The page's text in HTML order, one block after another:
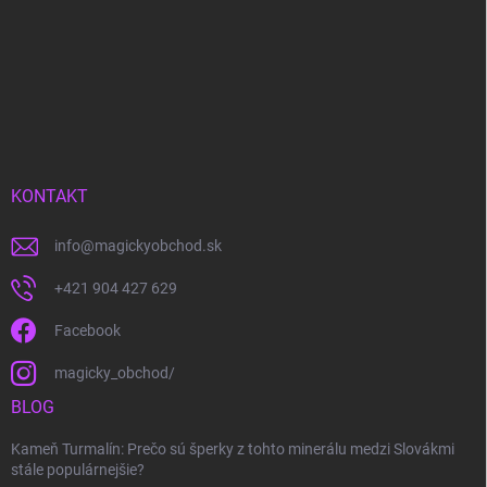
KONTAKT
info@magickyobchod.sk
+421 904 427 629
Facebook
magicky_obchod/
BLOG
Kameň Turmalín: Prečo sú šperky z tohto minerálu medzi Slovákmi
stále populárnejšie?